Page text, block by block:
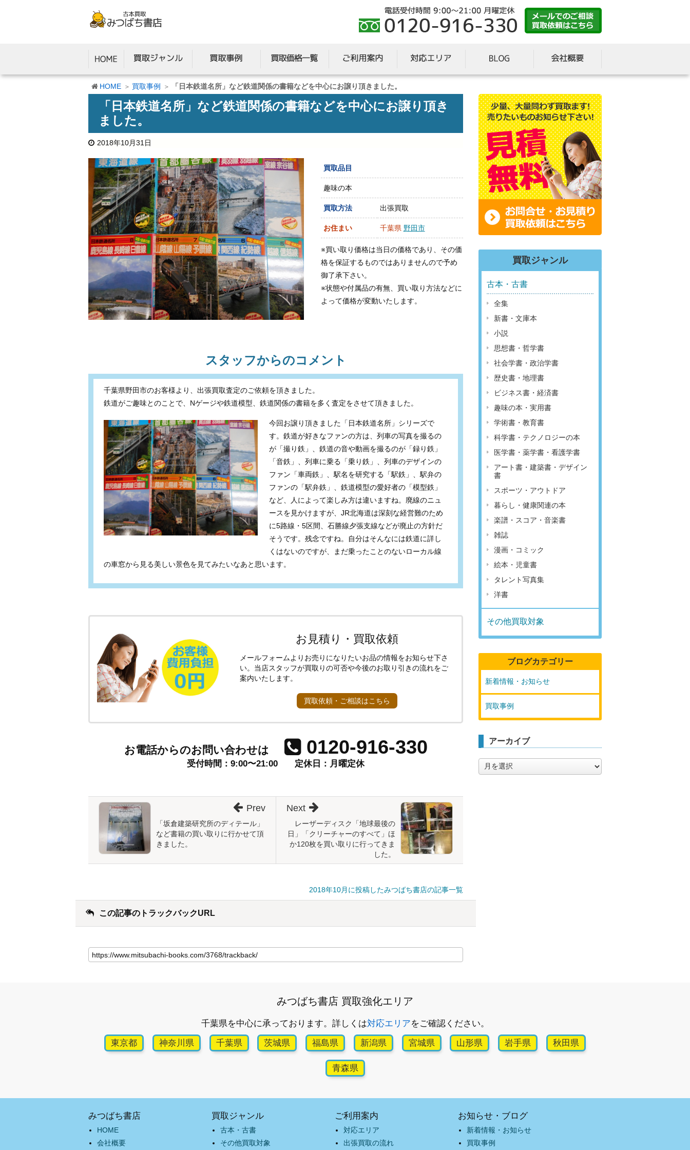
HOME 買取事例 「日本鉄道名所」など鉄道関係の書籍などを中心にお譲り頂きました。
「日本鉄道名所」など鉄道関係の書籍などを中心にお譲り頂き
ました。
2018年10月31日
買取品目
趣味の本
買取方法 出張買取
お住まい 千葉県 野田市
※買い取り価格は当日の価格であり、その価
格を保証するものではありませんので予め
御了承下さい。
※状態や付属品の有無、買い取り方法などに
よって価格が変動いたします。
スタッフからのコメント
千葉県野田市のお客様より、出張買取査定のご依頼を頂きました。
鉄道がご趣味とのことで、Nゲージや鉄道模型、鉄道関係の書籍を多く査定をさせて頂きました。
今回お譲り頂きました「日本鉄道名所」シリーズで
す。鉄道が好きなファンの方は、列車の写真を撮るの
が「撮り鉄」、鉄道の音や動画を撮るのが「録り鉄」
「音鉄」、列車に乗る「乗り鉄」、列車のデザインの
ファン「車両鉄」、駅名を研究する「駅鉄」、駅弁の
ファンの「駅弁鉄」、鉄道模型の愛好者の「模型鉄」
など、人によって楽しみ方は違いますね。廃線のニュ
ースを見かけますが、JR北海道は深刻な経営難のため
に5路線・5区間、石勝線夕張支線などが廃止の方針だ
そうです。残念ですね。自分はそんなには鉄道に詳し
くはないのですが、まだ乗ったことのないローカル線
の車窓から見る美しい景色を見てみたいなあと思います。
お見積り・買取依頼
メールフォームよりお売りになりたいお品の情報をお知らせ下さ
い。当店スタッフが買取りの可否や今後のお取り引きの流れをご
案内いたします。
買取依頼・ご相談はこちら
お電話からのお問い合わせは 0120-916-330
受付時間：9:00〜21:00 定休日：月曜定休
レーザーディスク「地球最後の
日」「クリーチャーのすべて」ほ
か120枚を買い取りに行ってきま
した。
Next
「坂倉建築研究所のディテール」
など書籍の買い取りに行かせて頂
きました。
Prev
2018年10月に投稿したみつばち書店の記事一覧
この記事のトラックバックURL
買取ジャンル
古本・古書
全集
新書・文庫本
小説
思想書・哲学書
社会学書・政治学書
歴史書・地理書
ビジネス書・経済書
趣味の本・実用書
学術書・教育書
科学書・テクノロジーの本
医学書・薬学書・看護学書
アート書・建築書・デザイン
書
スポーツ・アウトドア
暮らし・健康関連の本
楽譜・スコア・音楽書
雑誌
漫画・コミック
絵本・児童書
タレント写真集
洋書
その他買取対象
ブログカテゴリー
新着情報・お知らせ
買取事例
アーカイブ
ー
みつばち書店 買取強化エリア
千葉県を中心に承っております。詳しくは対応エリアをご確認ください。
東京都
神奈川県 千葉県 茨城県 福島県 新潟県 宮城県 山形県 岩手県 秋田県
青森県
みつばち書店
HOME
会社概要
買取ジャンル
古本・古書
その他買取対象
ご利用案内
対応エリア
出張買取の流れ
お知らせ・ブログ
新着情報・お知らせ
買取事例